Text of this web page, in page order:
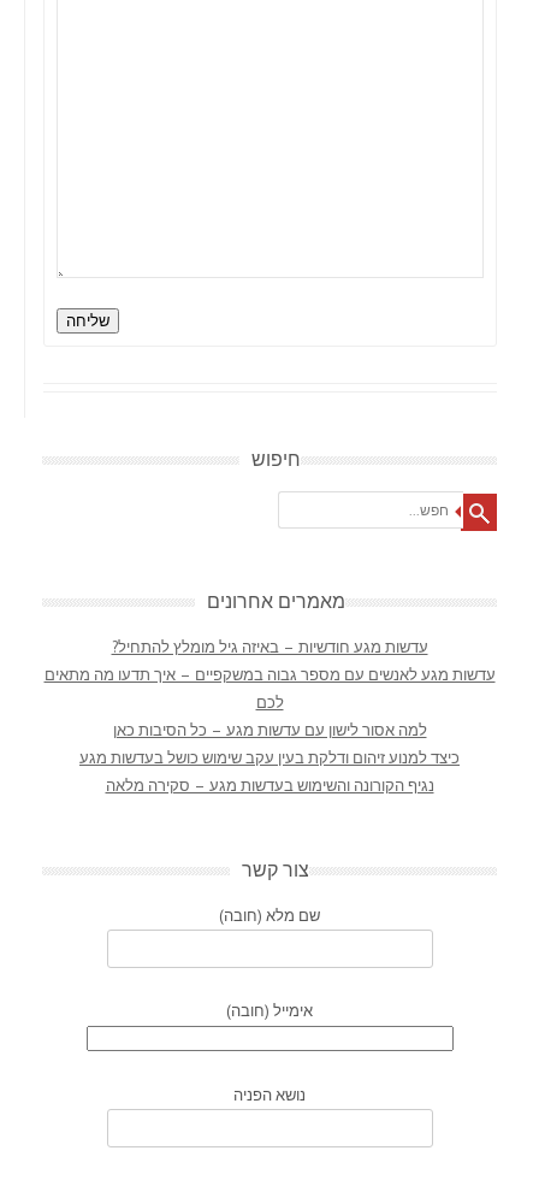
שליחה
חיפוש
מאמרים אחרונים
עדשות מגע חודשיות – באיזה גיל מומלץ להתחיל?
עדשות מגע לאנשים עם מספר גבוה במשקפיים – איך תדעו מה מתאים
לכם
למה אסור לישון עם עדשות מגע – כל הסיבות כאן
כיצד למנוע זיהום ודלקת בעין עקב שימוש כושל בעדשות מגע
נגיף הקורונה והשימוש בעדשות מגע – סקירה מלאה
צור קשר
שם מלא (חובה)
אימייל (חובה)
נושא הפניה